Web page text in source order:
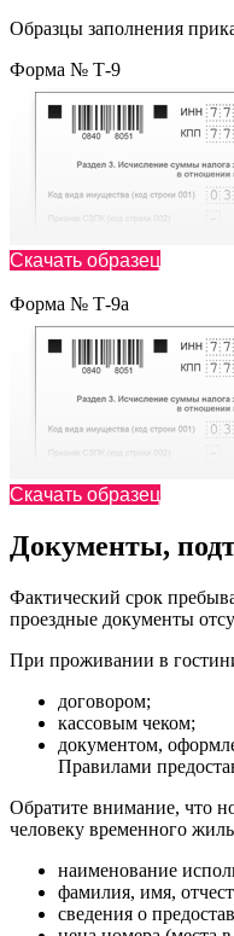
Образцы заполнения
Форма № Т-9
Скачать образец
Форма № Т-9а
Скачать образец
Документы,
Фактический срок
проездные документы
При проживании в
договором;
кассовым чеком;
документом,
Правилами
Обратите внимание, что
человеку временного
наименование
фамилия, имя,
сведения о